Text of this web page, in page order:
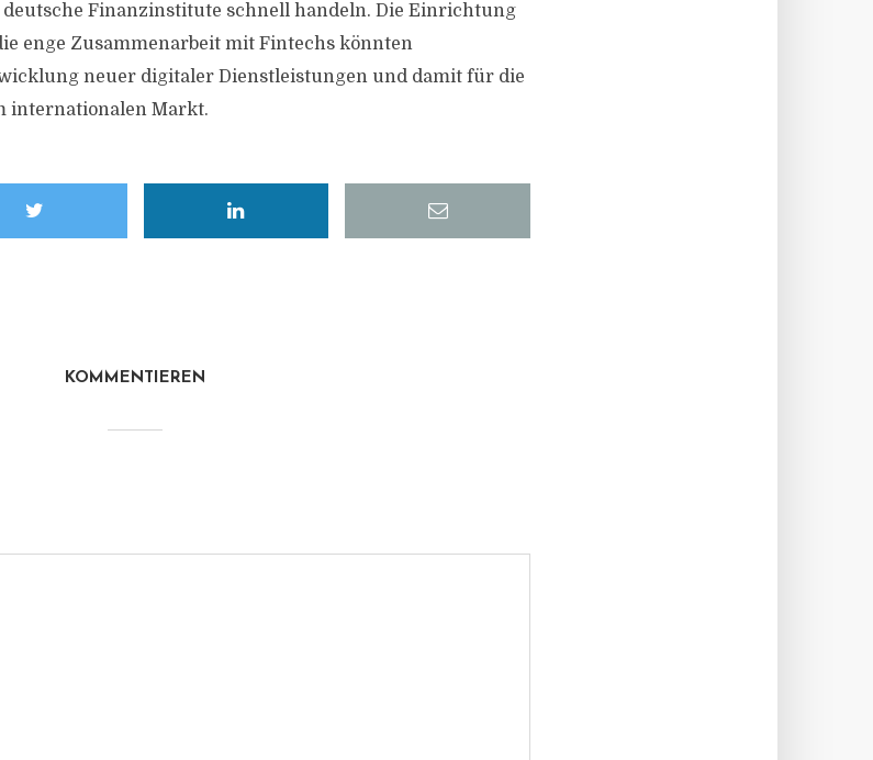
Finanzinstitute schnell handeln. Die Einrichtung
enge Zusammenarbeit mit Fintechs könnten
neuer digitaler Dienstleistungen und damit für die
internationalen Markt.
KOMMENTIEREN